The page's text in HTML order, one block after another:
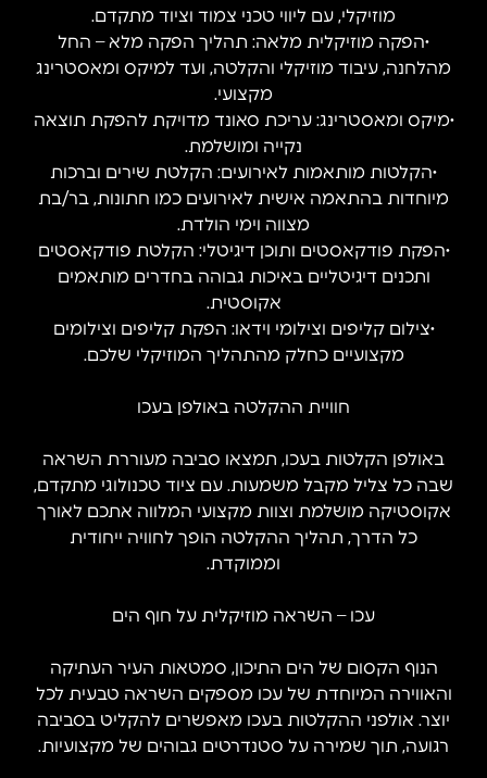
מוזיקלי, עם ליווי טכני צמוד וציוד מתקדם.
•הפקה מוזיקלית מלאה: תהליך הפקה מלא – החל
מהלחנה, עיבוד מוזיקלי והקלטה, ועד למיקס ומאסטרינג
מקצועי.
•מיקס ומאסטרינג: עריכת סאונד מדויקת להפקת תוצאה
נקייה ומושלמת.
•הקלטות מותאמות לאירועים: הקלטת שירים וברכות
מיוחדות בהתאמה אישית לאירועים כמו חתונות, בר/בת
מצווה וימי הולדת.
•הפקת פודקאסטים ותוכן דיגיטלי: הקלטת פודקאסטים
ותכנים דיגיטליים באיכות גבוהה בחדרים מותאמים
אקוסטית.
•צילום קליפים וצילומי וידאו: הפקת קליפים וצילומים
מקצועיים כחלק מהתהליך המוזיקלי שלכם.
חוויית ההקלטה באולפן בעכו
באולפן הקלטות בעכו, תמצאו סביבה מעוררת השראה
שבה כל צליל מקבל משמעות. עם ציוד טכנולוגי מתקדם,
אקוסטיקה מושלמת וצוות מקצועי המלווה אתכם לאורך
כל הדרך, תהליך ההקלטה הופך לחוויה ייחודית
וממוקדת.
עכו – השראה מוזיקלית על חוף הים
הנוף הקסום של הים התיכון, סמטאות העיר העתיקה
והאווירה המיוחדת של עכו מספקים השראה טבעית לכל
יוצר. אולפני ההקלטות בעכו מאפשרים להקליט בסביבה
רגועה, תוך שמירה על סטנדרטים גבוהים של מקצועיות.